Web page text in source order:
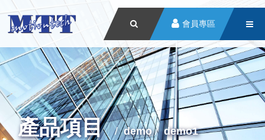
會員專區
產品項目 demo demo1